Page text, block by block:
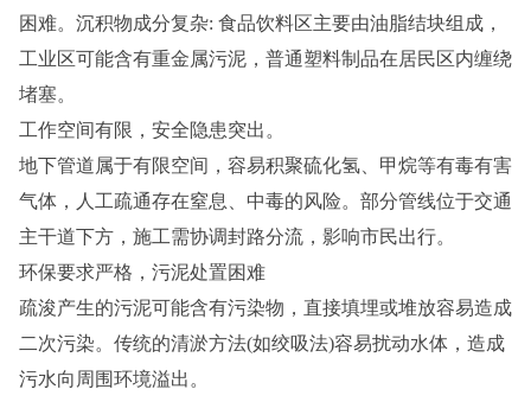
困难。沉积物成分复杂: 食品饮料区主要由油脂结块组成，
工业区可能含有重金属污泥，普通塑料制品在居民区内缠绕
堵塞。
工作空间有限，安全隐患突出。
地下管道属于有限空间，容易积聚硫化氢、甲烷等有毒有害
气体，人工疏通存在窒息、中毒的风险。部分管线位于交通
主干道下方，施工需协调封路分流，影响市民出行。
环保要求严格，污泥处置困难
疏浚产生的污泥可能含有污染物，直接填埋或堆放容易造成
二次污染。传统的清淤方法(如绞吸法)容易扰动水体，造成
污水向周围环境溢出。